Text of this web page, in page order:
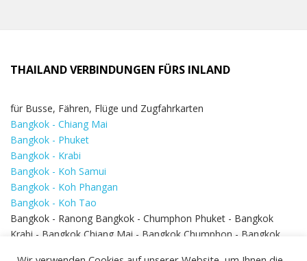
THAILAND VERBINDUNGEN FÜRS INLAND
für Busse, Fähren, Flüge und Zugfahrkarten
Bangkok - Chiang Mai
Bangkok - Phuket
Bangkok - Krabi
Bangkok - Koh Samui
Bangkok - Koh Phangan
Bangkok - Koh Tao
Bangkok - Ranong Bangkok - Chumphon Phuket - Bangkok
Krabi - Bangkok Chiang Mai - Bangkok Chumphon - Bangkok